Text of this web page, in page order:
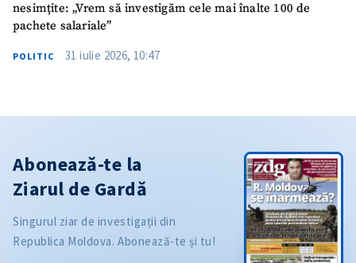
nesimțite: „Vrem să investigăm cele mai înalte 100 de
pachete salariale”
POLITIC 31 iulie 2026, 10:47
Abonează-te la
Ziarul de Gardă
Singurul ziar de investigații din
Republica Moldova. Abonează-te și tu!